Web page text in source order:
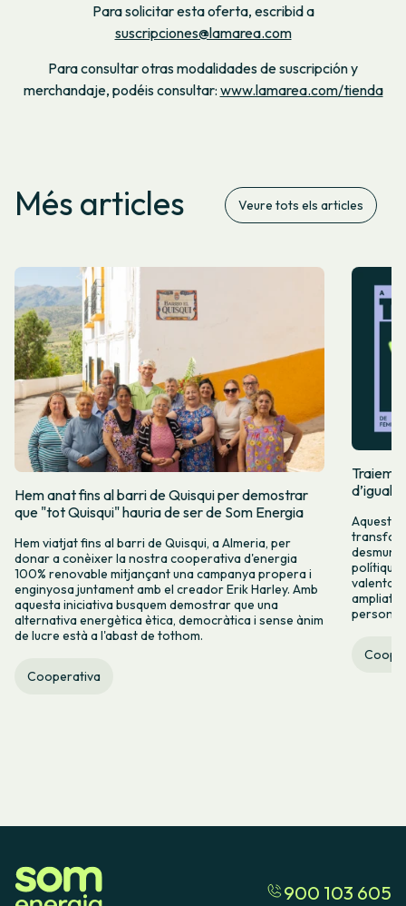
Para solicitar esta oferta, escribid a
suscripciones@lamarea.com
Para consultar otras modalidades de suscripción y
merchandaje, podéis consultar: www.lamarea.com/tienda
Més articles Veure tots els articles
Hem anat fins al barri de Quisqui per demostrar
que "tot Quisqui" hauria de ser de Som Energia
Hem viatjat fins al barri de Quisqui, a Almeria, per
donar a conèixer la nostra cooperativa d'energia
100% renovable mitjançant una campanya propera i
enginyosa juntament amb el creador Erik Harley. Amb
aquesta iniciativa busquem demostrar que una
alternativa energètica ètica, democràtica i sense ànim
de lucre està a l'abast de tothom.
Cooperativa
Traiem
Aquest
valenta
900 103 605